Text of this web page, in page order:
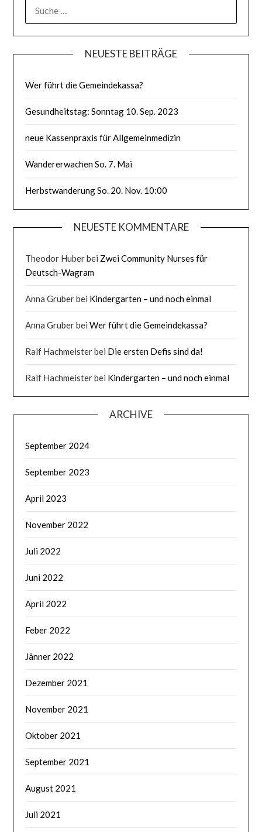
NACH:
NEUESTE BEITRÄGE
Wer führt die Gemeindekassa?
Gesundheitstag: Sonntag 10. Sep. 2023
neue Kassenpraxis für Allgemeinmedizin
Wandererwachen So. 7. Mai
Herbstwanderung So. 20. Nov. 10:00
NEUESTE KOMMENTARE
Theodor Huberbei Zwei Community Nurses für
Deutsch-Wagram
Anna Gruberbei Kindergarten – und noch einmal
Anna GruberbeiWer führt die Gemeindekassa?
Ralf Hachmeisterbei Die ersten Defis sind da!
Ralf Hachmeisterbei Kindergarten – und noch einmal
ARCHIVE
September 2024
September 2023
April 2023
November 2022
Juli 2022
Juni 2022
April 2022
Feber 2022
Jänner 2022
Dezember 2021
November 2021
Oktober 2021
September 2021
August 2021
Juli 2021